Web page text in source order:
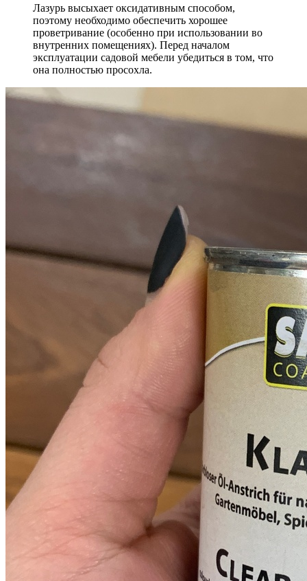
Лазурь высыхает оксидативным способом,
поэтому необходимо обеспечить хорошее
проветривание (особенно при использовании во
внутренних помещениях). Перед началом
эксплуатации садовой мебели убедиться в том, что
она полностью просохла.